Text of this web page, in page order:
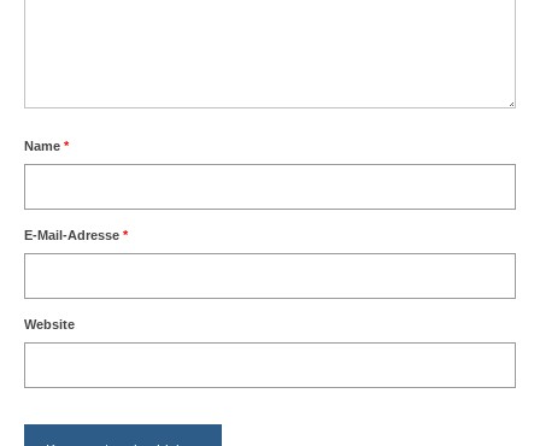
Name *
E-Mail-Adresse *
Website